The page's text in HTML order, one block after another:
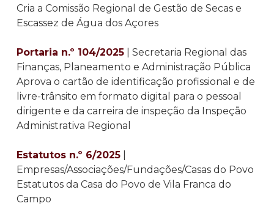
Cria a Comissão Regional de Gestão de Secas e
Escassez de Água dos Açores
Portaria n.º 104/2025| Secretaria Regional das
Finanças, Planeamento e Administração Pública
Aprova o cartão de identificação profissional e de
livre-trânsito em formato digital para o pessoal
dirigente e da carreira de inspeção da Inspeção
Administrativa Regional
Estatutos n.º 6/2025|
Empresas/Associações/Fundações/Casas do Povo
Estatutos da Casa do Povo de Vila Franca do
Campo